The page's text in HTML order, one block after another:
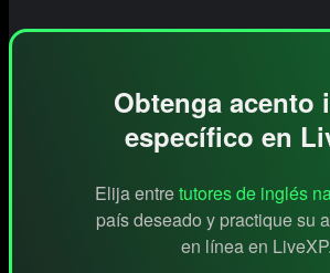
Obtenga acento
específico en
Elija entretutores de inglés
país deseado y practique su
en línea en LiveXP.